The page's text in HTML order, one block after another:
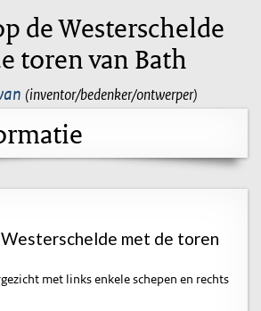
de Westerschelde
toren van Bath
(inventor/bedenker/ontwerper)
met de toren
met links enkele schepen en rechts